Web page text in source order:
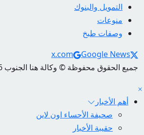
التمويل والبنوك
منوعات
وصفات طبخ
Social Links
x.com
Google News
جميع الحقوق محفوظة © وكالة هنا الجنوب 2026
أهم الأخبار
صحيفة الأحساء اون لاين
حقيبة الأخبار